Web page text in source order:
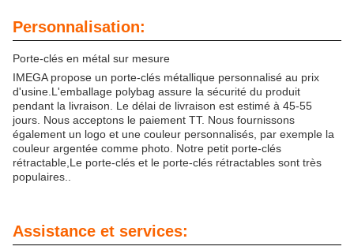
Personnalisation:
Porte-clés en métal sur mesure
IMEGA propose un porte-clés métallique personnalisé au prix
d'usine.L'emballage polybag assure la sécurité du produit
pendant la livraison. Le délai de livraison est estimé à 45-55
jours. Nous acceptons le paiement TT. Nous fournissons
également un logo et une couleur personnalisés, par exemple la
couleur argentée comme photo. Notre petit porte-clés
rétractable,Le porte-clés et le porte-clés rétractables sont très
populaires..
Assistance et services: